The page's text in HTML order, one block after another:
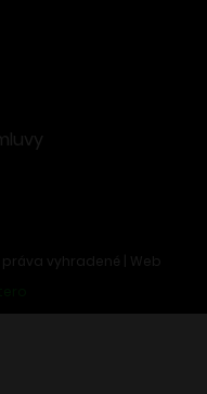
vyhradené | Web